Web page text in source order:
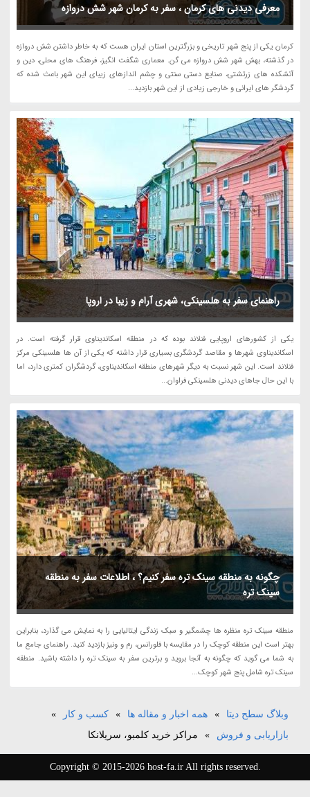
معرفی دیدنی های کرمان ، سفر به کرمان شهر شش دروازه
کرمان یکی از پنج شهر تاریخی و بزرگترین استان ایران هست که به خاطر داشتن شش دروازه
در گذشته، بهش شهر شش دروازه می گن. معماری شگفت انگیز، فرهنگ های محلی، دین و
آتشکده های زرتشتی، صنایع دستی سنتی و چشم اندازهای زیبای این شهر باعث شده که
گردشگر های ایرانی و خارجی زیادی از این شهر بازدید...
راهنمای سفر به هلسینکی، شهری آرام و زیبا در اروپا
یکی از کشورهای اروپایی فنلاند بوده که در منطقه اسکاندیناوی قرار گرفته است. در
اسکاندیناوی شهرها و مقاصد گردشگری بسیاری قرار داشته که یکی از آن ها هلسینکی مرکز
فنلاند است. این شهر نسبت به دیگر شهرهای منطقه اسکاندیناوی، گردشگران کمتری دارد، اما
با این حال جاهای دیدنی هلسینکی فراوان...
چگونه به منطقه سینک تره سفر کنیم؟ ، اطلاعات سفر به منطقه
سینک تره
منطقه سینک تره منظره ها چشمگیر و سبک زندگی ایتالیایی را به نمایش می گذارد، بنابراین
بهتر است این منطقه کوچک را در مقایسه با فلورانس، رم و ونیز بازدید کنید. راهنمای جامع ما
به شما می گوید که چگونه به آنجا بروید و برترین سفر به سینک تره را داشته باشید. منطقه
سینک تره شامل پنج شهر کوچک...
وبلاگ سطح دیتا » همه اخبار و مقاله ها » کسب و کار
»
بازاریابی و فروش
» مراکز خرید کلمبو، سریلانکا
Copyright © 2015-2026 host-fa.ir All rights reserved.